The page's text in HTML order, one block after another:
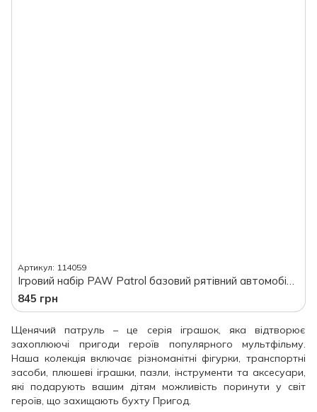
Артикул: 114059
845 грн
Щенячий патруль – це серія іграшок, яка відтворює
захоплюючі пригоди героїв популярного мультфільму.
Наша колекція включає різноманітні фігурки, транспортні
засоби, плюшеві іграшки, пазли, інструменти та аксесуари,
які подарують вашим дітям можливість поринути у світ
героїв, що захищають бухту Пригод.